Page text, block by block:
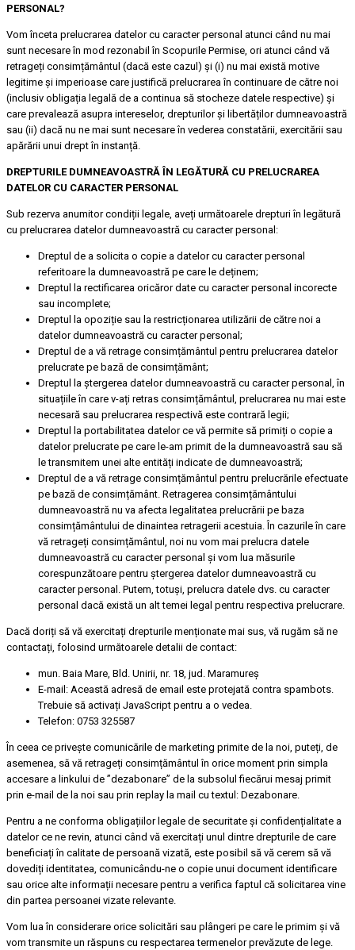
PERSONAL?
Vom înceta prelucrarea datelor cu caracter personal atunci când nu mai
sunt necesare în mod rezonabil în Scopurile Permise, ori atunci când vă
retrageți consimțământul (dacă este cazul) și (i) nu mai există motive
legitime și imperioase care justifică prelucrarea în continuare de către noi
(inclusiv obligația legală de a continua să stocheze datele respective) și
care prevalează asupra intereselor, drepturilor și libertăților dumneavoastră
sau (ii) dacă nu ne mai sunt necesare în vederea constatării, exercitării sau
apărării unui drept în instanță.
DREPTURILE DUMNEAVOASTRĂ ÎN LEGĂTURĂ CU PRELUCRAREA
DATELOR CU CARACTER PERSONAL
Sub rezerva anumitor condiții legale, aveți următoarele drepturi în legătură
cu prelucrarea datelor dumneavoastră cu caracter personal:
Dreptul de a solicita o copie a datelor cu caracter personal
referitoare la dumneavoastră pe care le deținem;
Dreptul la rectificarea oricăror date cu caracter personal incorecte
sau incomplete;
Dreptul la opoziție sau la restricționarea utilizării de către noi a
datelor dumneavoastră cu caracter personal;
Dreptul de a vă retrage consimțământul pentru prelucrarea datelor
prelucrate pe bază de consimțământ;
Dreptul la ștergerea datelor dumneavoastră cu caracter personal, în
situațiile în care v-ați retras consimțământul, prelucrarea nu mai este
necesară sau prelucrarea respectivă este contrară legii;
Dreptul la portabilitatea datelor ce vă permite să primiți o copie a
datelor prelucrate pe care le-am primit de la dumneavoastră sau să
le transmitem unei alte entități indicate de dumneavoastră;
Dreptul de a vă retrage consimțământul pentru prelucrările efectuate
pe bază de consimțământ. Retragerea consimțământului
dumneavoastră nu va afecta legalitatea prelucrării pe baza
consimțământului de dinaintea retragerii acestuia. În cazurile în care
vă retrageți consimțământul, noi nu vom mai prelucra datele
dumneavoastră cu caracter personal și vom lua măsurile
corespunzătoare pentru ștergerea datelor dumneavoastră cu
caracter personal. Putem, totuși, prelucra datele dvs. cu caracter
personal dacă există un alt temei legal pentru respectiva prelucrare.
Dacă doriți să vă exercitați drepturile menționate mai sus, vă rugăm să ne
contactați, folosind următoarele detalii de contact:
mun. Baia Mare, Bld. Unirii, nr. 18, jud. Maramureș
E-mail: Această adresă de email este protejată contra spambots.
Trebuie să activați JavaScript pentru a o vedea.
Telefon: 0753 325587
În ceea ce privește comunicările de marketing primite de la noi, puteți, de
asemenea, să vă retrageți consimțământul în orice moment prin simpla
accesare a linkului de ”dezabonare” de la subsolul fiecărui mesaj primit
prin e-mail de la noi sau prin replay la mail cu textul: Dezabonare.
Pentru a ne conforma obligațiilor legale de securitate și confidențialitate a
datelor ce ne revin, atunci când vă exercitați unul dintre drepturile de care
beneficiați în calitate de persoană vizată, este posibil să vă cerem să vă
dovediți identitatea, comunicându-ne o copie unui document identificare
sau orice alte informații necesare pentru a verifica faptul că solicitarea vine
din partea persoanei vizate relevante.
Vom lua în considerare orice solicitări sau plângeri pe care le primim și vă
vom transmite un răspuns cu respectarea termenelor prevăzute de lege.